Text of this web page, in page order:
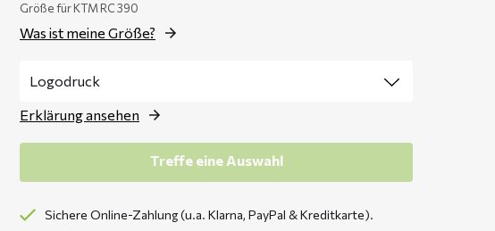
Größe für KTM RC 390
Was ist meine Größe?
Erklärung ansehen
Treffe eine Auswahl
Sichere Online-Zahlung (u.a. Klarna, PayPal & Kreditkarte).